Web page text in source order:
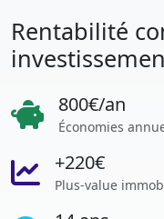
Rentabilité
800€/an
Économies
+220€
Plus-value